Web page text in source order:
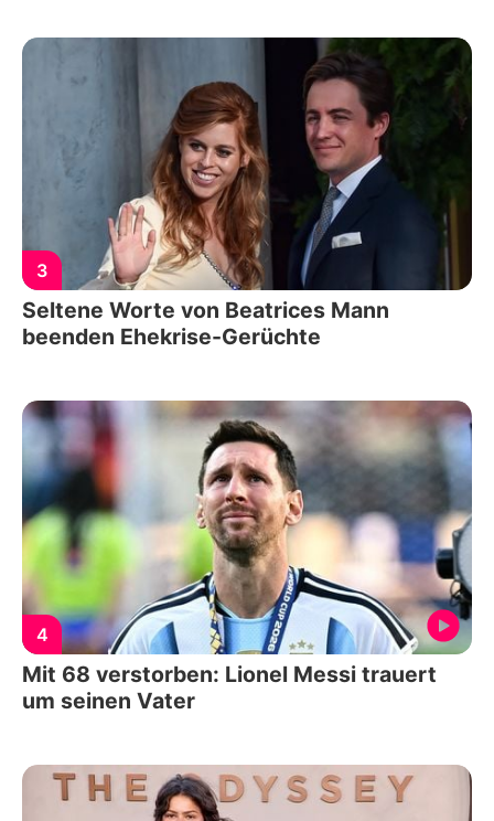
3
Seltene Worte von Beatrices Mann
beenden Ehekrise-Gerüchte
4
Mit 68 verstorben: Lionel Messi trauert
um seinen Vater